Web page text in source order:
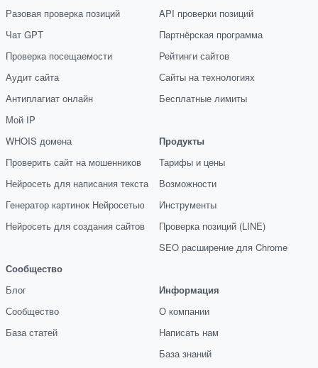
Разовая проверка позиций
Чат GPT
Проверка посещаемости
Аудит сайта
Антиплагиат онлайн
Мой IP
WHOIS домена
Проверить сайт на мошенников
Нейросеть для написания текста
Генератор картинок Нейросетью
Нейросеть для создания сайтов
Сообщество
Блог
Сообщество
База статей
API проверки позиций
Партнёрская программа
Рейтинги сайтов
Сайты на технологиях
Бесплатные лимиты
Продукты
Тарифы и цены
Возможности
Инструменты
Проверка позиций (LINE)
SEO расширение для Chrome
Информация
О компании
Написать нам
База знаний